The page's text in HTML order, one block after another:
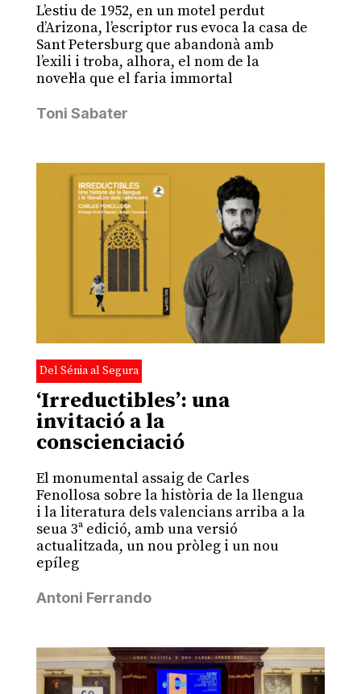
L’estiu de 1952, en un motel perdut
d’Arizona, l’escriptor rus evoca la casa de
Sant Petersburg que abandonà amb
l’exili i troba, alhora, el nom de la
novel·la que el faria immortal
Toni Sabater
Del Sénia al Segura
‘Irreductibles’: una
invitació a la
conscienciació
El monumental assaig de Carles
Fenollosa sobre la història de la llengua
i la literatura dels valencians arriba a la
seua 3ª edició, amb una versió
actualitzada, un nou pròleg i un nou
epíleg
Antoni Ferrando